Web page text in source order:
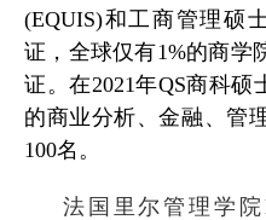
(EQUIS)和工商管理硕
证，全球仅有1%的商学
证。在2021年QS商科硕
的商业分析、金融、管
100名。
法国里尔管理学院